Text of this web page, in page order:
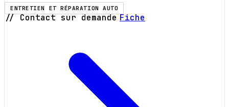
ENTRETIEN ET RÉPARATION AUTO
// Contact sur demande Fiche